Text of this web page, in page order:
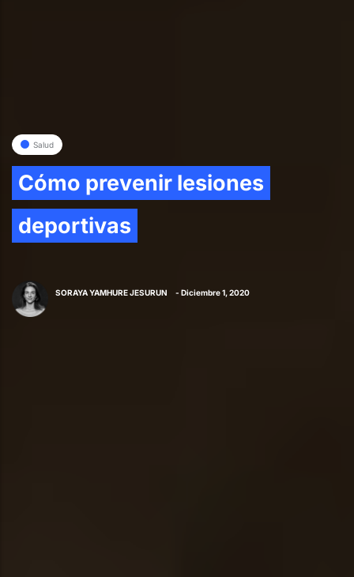
Salud
Cómo prevenir lesiones
deportivas
SORAYA YAMHURE JESURUN - Diciembre 1, 2020